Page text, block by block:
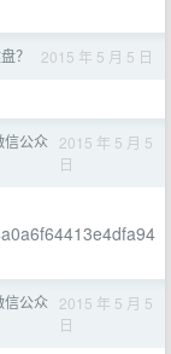
？ 2015 年 5 月 5 日
信公众 2015 年 5 月 5
日
信公众 2015 年 5 月 5
日